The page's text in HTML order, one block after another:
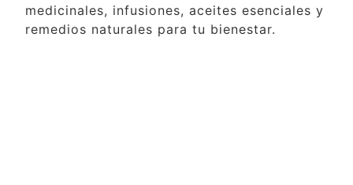
medicinales, infusiones, aceites esenciales y
remedios naturales para tu bienestar.